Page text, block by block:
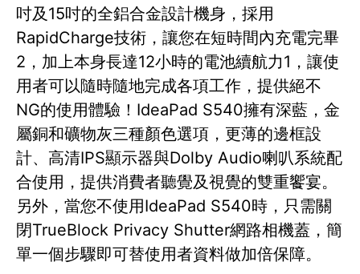
吋及15吋的全鋁合金設計機身，採用
RapidCharge技術，讓您在短時間內充電完畢
2，加上本身長達12小時的電池續航力1，讓使
用者可以隨時隨地完成各項工作，提供絕不
NG的使用體驗！IdeaPad S540擁有深藍，金
屬銅和礦物灰三種顏色選項，更薄的邊框設
計、高清IPS顯示器與Dolby Audio喇叭系統配
合使用，提供消費者聽覺及視覺的雙重饗宴。
另外，當您不使用IdeaPad S540時，只需關
閉TrueBlock Privacy Shutter網路相機蓋，簡
單一個步驟即可替使用者資料做加倍保障。